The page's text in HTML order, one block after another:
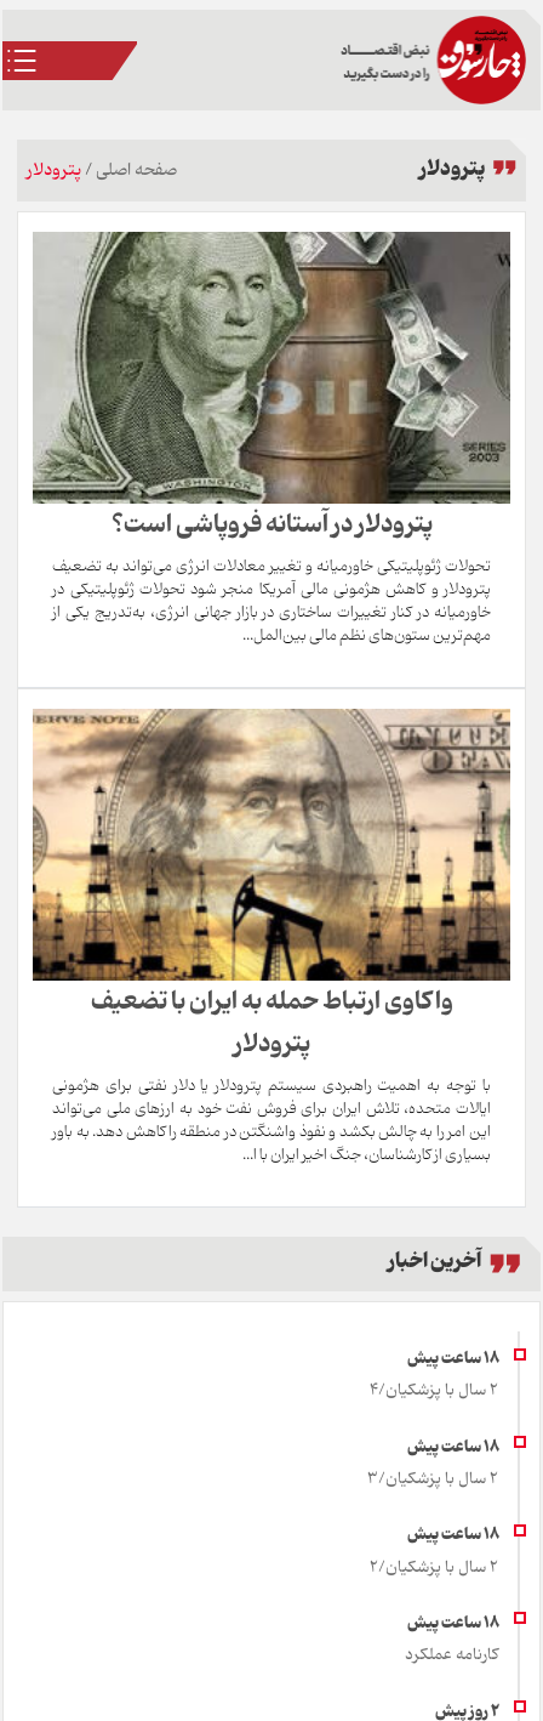
پترودلار صفحه اصلی/پترودلار
پترودلار در آستانه فروپاشی است؟
تحولات ژئوپلیتیکی خاورمیانه و تغییر معادلات انرژی می‌تواند به تضعیف
پترودلار و کاهش هژمونی مالی آمریکا منجر شود تحولات ژئوپلیتیکی در
خاورمیانه در کنار تغییرات ساختاری در بازار جهانی انرژی، به‌تدریج یکی از
مهم‌ترین ستون‌های نظم مالی بین‌المل...
واکاوی ارتباط حمله به ایران با تضعیف
پترودلار
با توجه به اهمیت راهبردی سیستم پترودلار یا دلار نفتی برای هژمونی
ایالات متحده، تلاش ایران برای فروش نفت خود به ارزهای ملی می‌تواند
این امر را به چالش بکشد و نفوذ واشنگتن در منطقه را کاهش دهد. به باور
بسیاری از کارشناسان، جنگ اخیر ایران با ا...
آخرین اخبار
2 سال با پزشکیان/4
2 سال با پزشکیان/3
2 سال با پزشکیان/2
کارنامه عملکرد